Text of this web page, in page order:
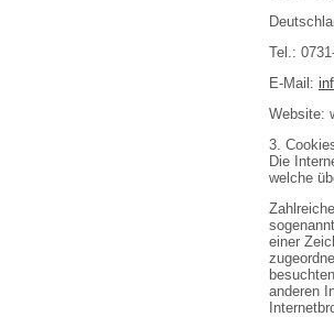
Tel.:
E-Mail:
Website:
3.
Die
welche
einer
anderen